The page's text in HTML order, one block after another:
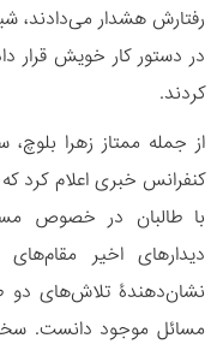
رفتارش هشدار می‌دادند،
در دستور کار خویش قرار
کردند.
از جمله ممتاز زهرا
کنفرانس خبری اعلام کرد که
با طالبان در خصوص
دیدارهای اخیر مقام‌های
نشان‌دهندۀ تلاش‌های دو
مسائل موجود دانست.